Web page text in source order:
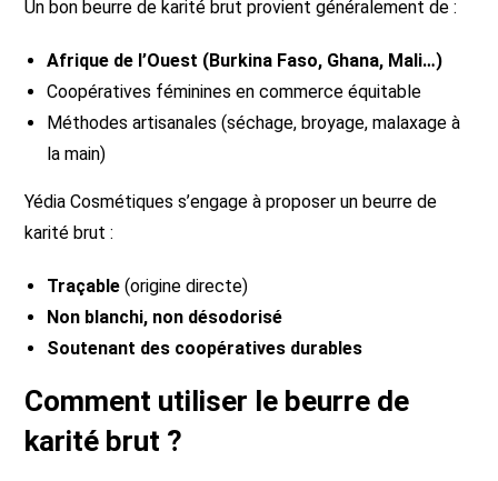
Un bon beurre de karité brut provient généralement de :
Afrique de l’Ouest (Burkina Faso, Ghana, Mali…)
Coopératives féminines en commerce équitable
Méthodes artisanales (séchage, broyage, malaxage à
la main)
Yédia Cosmétiques s’engage à proposer un beurre de
karité brut :
Traçable (origine directe)
Non blanchi, non désodorisé
Soutenant des coopératives durables
Comment utiliser le beurre de
karité brut ?